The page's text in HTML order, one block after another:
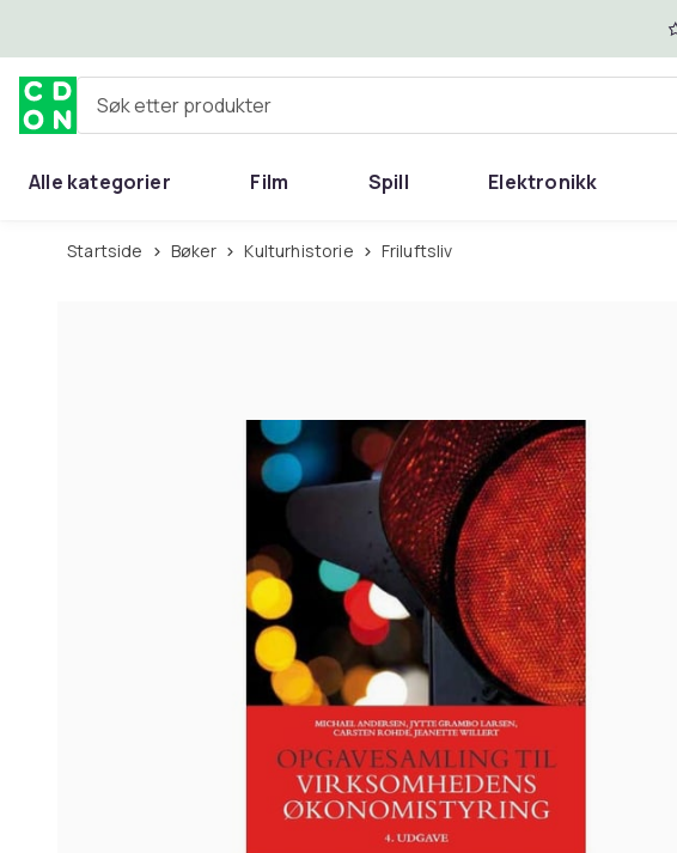
Søk etter produkter
Alle kategorier Film Spill Elektronikk
Startside Bøker Kulturhistorie Friluftsliv